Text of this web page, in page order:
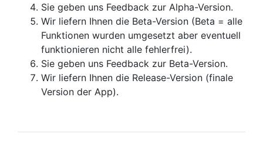
Sie geben uns Feedback zur Alpha-Version.
Wir liefern Ihnen die Beta-Version (Beta = alle
Funktionen wurden umgesetzt aber eventuell
funktionieren nicht alle fehlerfrei).
Sie geben uns Feedback zur Beta-Version.
Wir liefern Ihnen die Release-Version (finale
Version der App).